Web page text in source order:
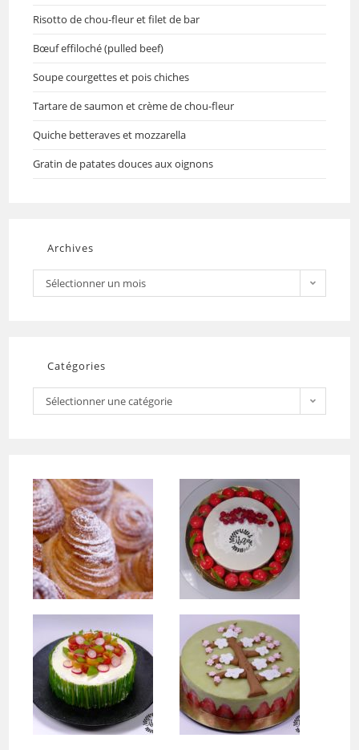
Risotto de chou-fleur et filet de bar
Bœuf effiloché (pulled beef)
Soupe courgettes et pois chiches
Tartare de saumon et crème de chou-fleur
Quiche betteraves et mozzarella
Gratin de patates douces aux oignons
Archives
Sélectionner un mois
Catégories
Sélectionner une catégorie